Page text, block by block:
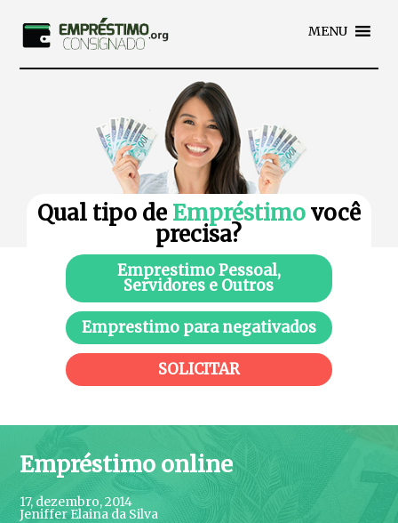
MENU
Qual tipo de Empréstimovocê
precisa?
Emprestimo Pessoal,
Servidores e Outros
Emprestimo para negativados
SOLICITAR
Empréstimo online
17, dezembro, 2014
Jeniffer Elaina da Silva